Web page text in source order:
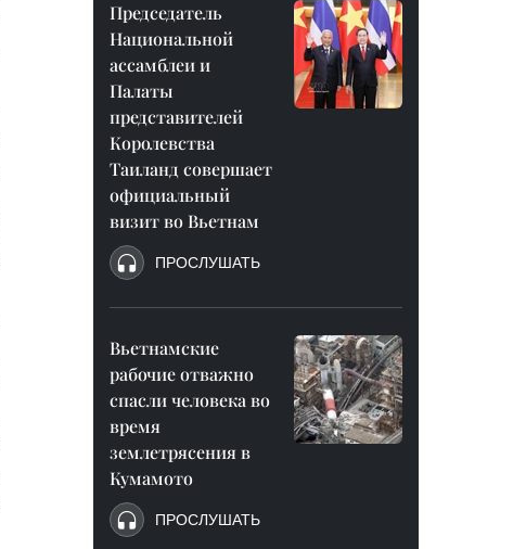
Председатель
Национальной
ассамблеи и
Палаты
представителей
Королевства
Таиланд совершает
официальный
визит во Вьетнам
ПРОСЛУШАТЬ
Вьетнамские
рабочие отважно
спасли человека во
время
землетрясения в
Кумамото
ПРОСЛУШАТЬ